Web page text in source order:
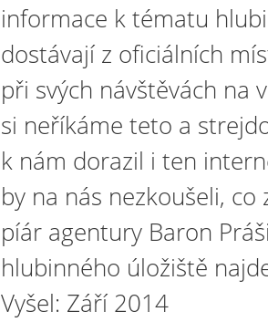
informace k tématu
dostávají z oficiálních
při svých návštěvách na
si neříkáme teto a
k nám dorazil i ten
by na nás nezkoušeli,
píár agentury Baron
hlubinného úložiště
Vyšel: Září 2014